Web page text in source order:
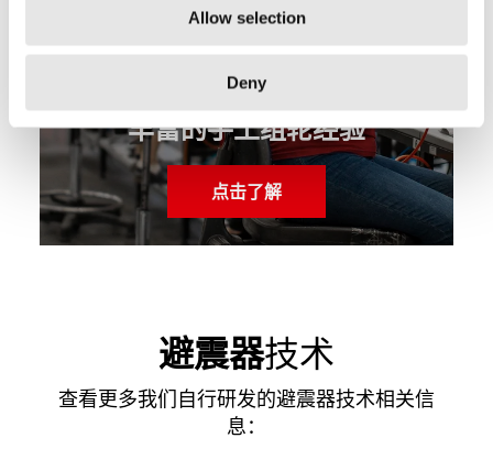
Allow selection
Deny
丰富的手工组轮经验
点击了解
避震器技术
查看更多我们自行研发的避震器技术相关信
息：